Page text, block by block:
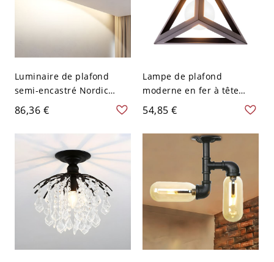
Luminaire de plafond
semi-encastré Nordic
Barn Shade avec une tête
en métal gris métallique
pour la chambre
86,36 €
Lampe de plafond
moderne en fer à tête
unique en forme de
triangle semi-encastrée
en gris pour chambre
54,85 €